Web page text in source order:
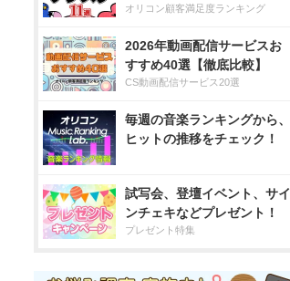
オリコン顧客満足度ランキング
2026年動画配信サービスお
すすめ40選【徹底比較】
CS動画配信サービス20選
毎週の音楽ランキングから、
ヒットの推移をチェック！
試写会、登壇イベント、サイ
ンチェキなどプレゼント！
プレゼント特集